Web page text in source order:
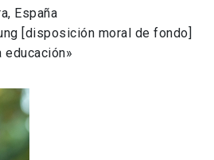
España
[disposición moral de fondo]
educación»